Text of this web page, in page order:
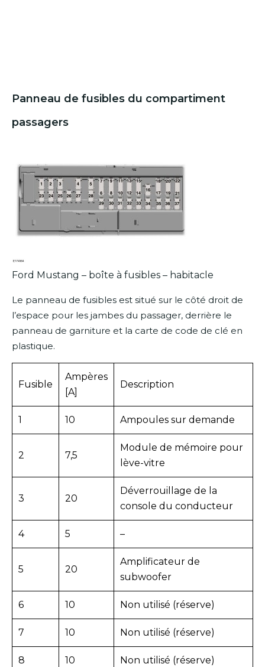
Panneau de fusibles du compartiment
passagers
Ford Mustang – boîte à fusibles – habitacle
Le panneau de fusibles est situé sur le côté droit de
l’espace pour les jambes du passager, derrière le
panneau de garniture et la carte de code de clé en
plastique.
Fusible
Ampères
[A]
Description
1 10 Ampoules sur demande
2 7,5
Module de mémoire pour
lève-vitre
3 20
Déverrouillage de la
console du conducteur
4 5 –
5 20
Amplificateur de
subwoofer
6 10 Non utilisé (réserve)
7 10 Non utilisé (réserve)
8 10 Non utilisé (réserve)